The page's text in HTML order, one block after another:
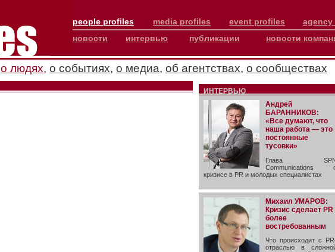
people profiles media profiles event profiles agency
новости
интервью публикации новости
о людях, о событиях, о медиа, об агентствах, о сообществах
ИНТЕРВЬЮ
Андрей
БАРАННИКОВ:
«Все думают, что
наша работа — это
постоянные
тусовки»
Глава
Communications
кризисе в PR и молодых специалистах
Михаил УМАРОВ:
Кризис сделает PR
более
востребованным
Что происходит с
отраслью в